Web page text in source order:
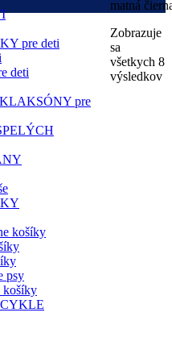
pre deti
deti
pre
košíky
psy
košíky
matná
Zobrazuje
sa
všetkych 8
výsledkov